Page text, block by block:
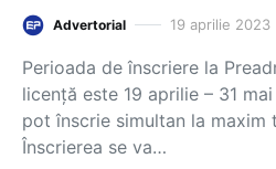
Advertorial 19 aprilie 2023
Perioada de înscriere la
licență este 19 aprilie – 31
pot înscrie simultan la maxim
Înscrierea se va…